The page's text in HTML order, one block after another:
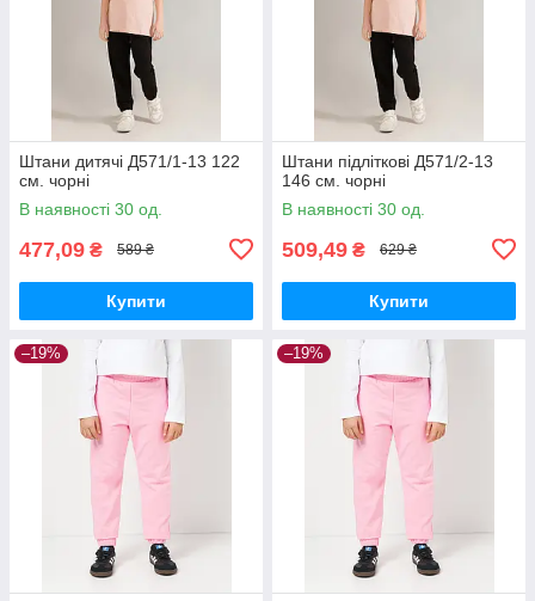
Штани дитячі Д571/1-13 122
см. чорні
В наявності 30 од.
477,09 ₴ 589 ₴
Купити
Штани підліткові Д571/2-13
146 см. чорні
В наявності 30 од.
509,49 ₴ 629 ₴
Купити
–19% –19%